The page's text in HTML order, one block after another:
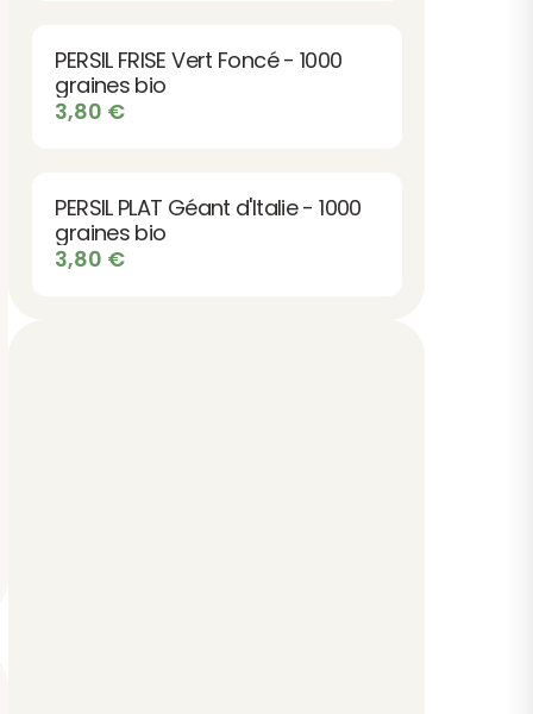
PERSIL FRISE Vert Foncé - 1000
graines bio
3,80 €
PERSIL PLAT Géant d'Italie - 1000
graines bio
3,80 €